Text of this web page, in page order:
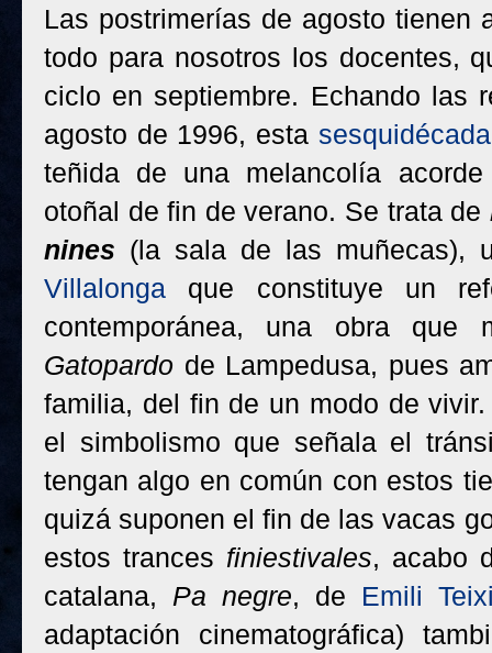
Las postrimerías de agosto tienen
todo para nosotros los docentes,
ciclo en septiembre. Echando las
agosto de 1996, esta sesquidécada
teñida de una melancolía
otoñal de fin de verano. Se trata de
nines (la sala de las muñecas),
Villalonga que constituye un
contemporánea, una obra
Gatopardo de Lampedusa, pues
familia, del fin de un modo de
el simbolismo que señala el
tengan algo en común con estos
quizá suponen el fin de las vacas
estos trances finiestivales, acabo
catalana, Pa negre, de Emili
adaptación cinematográfica)